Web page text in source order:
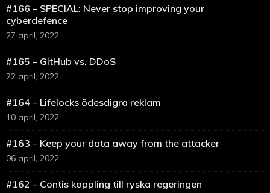
#166 – SPECIAL: Never stop improving your
cyberdefence
27 april, 2022
#165 – GitHub vs. DDoS
22 april, 2022
#164 – Lifelocks ödesdigra reklam
10 april, 2022
#163 – Keep your data away from the attacker
06 april, 2022
#162 – Contis koppling till ryska regeringen